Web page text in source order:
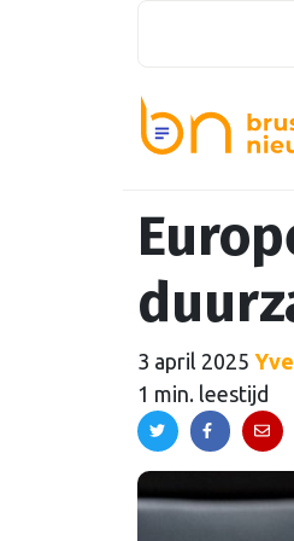
3 april 2025
1 min. leestijd